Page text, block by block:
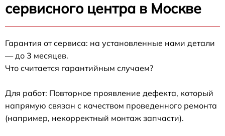
сервисного центра в Москве
Гарантия от сервиса: на установленные нами детали
— до 3 месяцев.
Что считается гарантийным случаем?
Для работ: Повторное проявление дефекта, который
напрямую связан с качеством проведенного ремонта
(например, некорректный монтаж запчасти).